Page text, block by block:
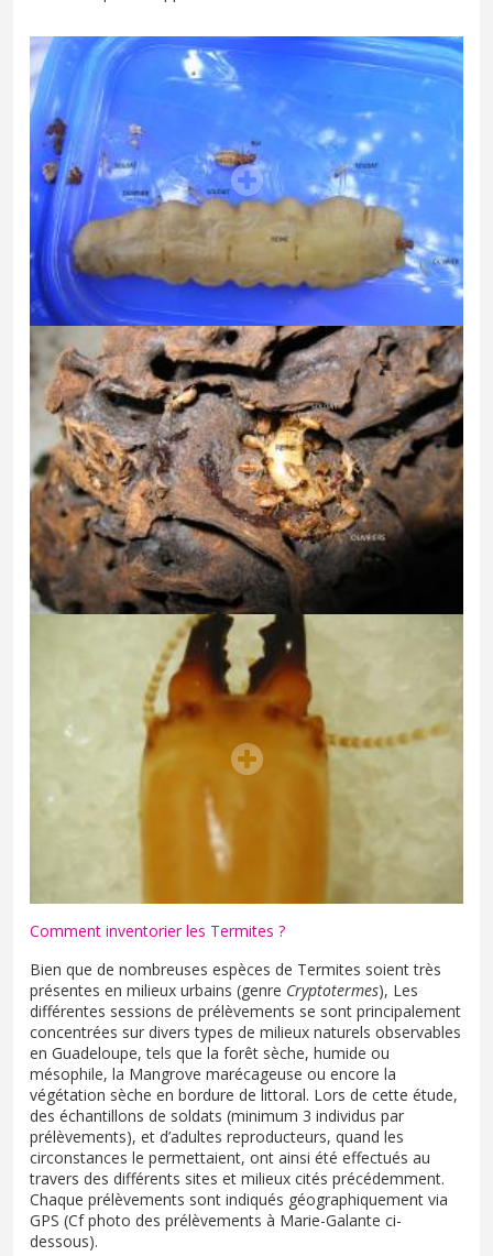
Comment inventorier les Termites ?
Bien que de nombreuses espèces de Termites soient très
présentes en milieux urbains (genre Cryptotermes), Les
différentes sessions de prélèvements se sont principalement
concentrées sur divers types de milieux naturels observables
en Guadeloupe, tels que la forêt sèche, humide ou
mésophile, la Mangrove marécageuse ou encore la
végétation sèche en bordure de littoral. Lors de cette étude,
des échantillons de soldats (minimum 3 individus par
prélèvements), et d’adultes reproducteurs, quand les
circonstances le permettaient, ont ainsi été effectués au
travers des différents sites et milieux cités précédemment.
Chaque prélèvements sont indiqués géographiquement via
GPS (Cf photo des prélèvements à Marie-Galante ci-
dessous).